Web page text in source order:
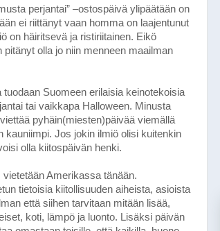
perjantai” –ostospäivä ylipäätään on
ei riittänyt vaan homma on laajentunut
on häiritsevä ja ristiriitainen. Eikö
olla jo niin menneen maailman
tuodaan Suomeen erilaisia keinotekoisia
tai vaikkapa Halloween. Minusta
pyhäin(miesten)päivää viemällä
kauniimpi. Jos jokin ilmiö olisi kuitenkin
olla kiitospäivän henki.
Amerikassa tänään.
tietoisia kiitollisuuden aiheista, asioista
että siihen tarvitaan mitään lisää,
koti, lämpö ja luonto. Lisäksi päivän